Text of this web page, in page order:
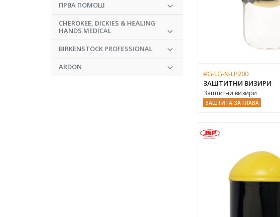
ПРВА ПОМОШ
CHEROKEE, DICKIES & HEALING
HANDS MEDICAL
BIRKENSTOCK PROFESSIONAL
ARDON
#G-LG-N-LP200
ЗАШТИТНИ ВИЗИРИ
Заштитни визири
ЗАШТИТА ЗА ГЛАВА